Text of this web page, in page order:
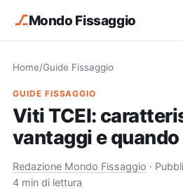
⎇Mondo Fissaggio
Home/Guide Fissaggio
GUIDE FISSAGGIO
Viti TCEI:
vantaggi e
Redazione Mondo Fissaggio ·
4 min di lettura